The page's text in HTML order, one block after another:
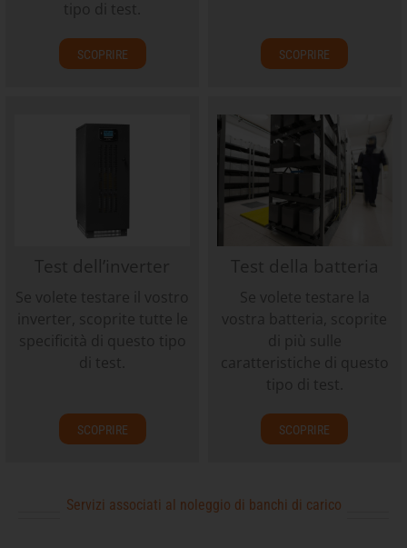
tipo di test.
SCOPRIRE SCOPRIRE
Test dell’inverter
Se volete testare il vostro
inverter, scoprite tutte le
specificità di questo tipo
di test.
SCOPRIRE
Test della batteria
Se volete testare la
vostra batteria, scoprite
di più sulle
caratteristiche di questo
tipo di test.
SCOPRIRE
Servizi associati al noleggio di banchi di carico